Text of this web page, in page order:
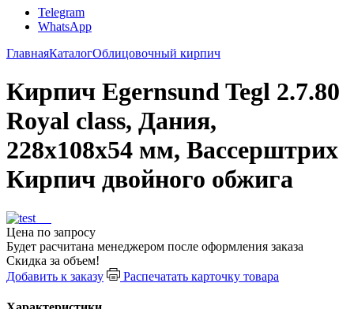
Telegram
WhatsApp
ГлавнаяКаталогОблицовочный кирпич
Кирпич Egernsund Tegl 2.7.80
Royal class, Дания,
228x108x54 мм, Вассерштрих
Кирпич двойного обжига
Цена по запросу
Будет расчитана менеджером после оформления заказа
Скидка за объем!
Добавить к заказу
Распечатать карточку товара